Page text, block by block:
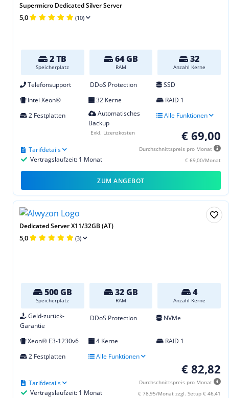
Supermicro Dedicated Silver Server
5,0 (10)
2 TB
Speicherplatz
64 GB
RAM
32
Anzahl Kerne
Telefonsupport DDoS Protection
SSD
Intel Xeon®
32 Kerne
RAID 1
2 Festplatten
Automatisches
Backup
Alle Funktionen
€ 69,00
Durchschnittspreis pro Monat
€ 69,00/Monat
Vertragslaufzeit: 1 Monat
Tarifdetails
Exkl. Lizenzkosten
ZUM ANGEBOT
Dedicated Server X11/32GB (AT)
5,0 (3)
500 GB
Speicherplatz
32 GB
RAM
4
Anzahl Kerne
Geld-zurück-
Garantie
DDoS Protection NVMe
Xeon® E3-1230v6 4 Kerne
RAID 1
2 Festplatten
Alle Funktionen
€ 82,82
Durchschnittspreis pro Monat
€ 78,95/Monat zzgl. Setup € 46,41
Vertragslaufzeit: 1 Monat
Tarifdetails